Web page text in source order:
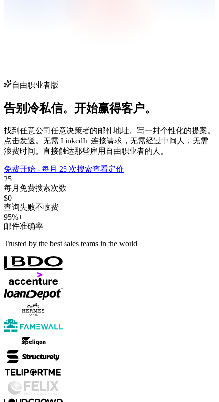
自由职业者版
告别冷私信。 开始赢得客户。
找到任意公司任意决策者的邮件地址。写一封个性化的提案。
点击发送。无需 LinkedIn 连接请求，无需经过中间人，无需
浪费时间。直接触达那些雇用自由职业者的人。
免费开始 - 每月 25 次搜索查看定价
25
每月免费搜索次数
$0
查询失败不收费
95%+
邮件准确率
Trusted by the best sales teams in the world